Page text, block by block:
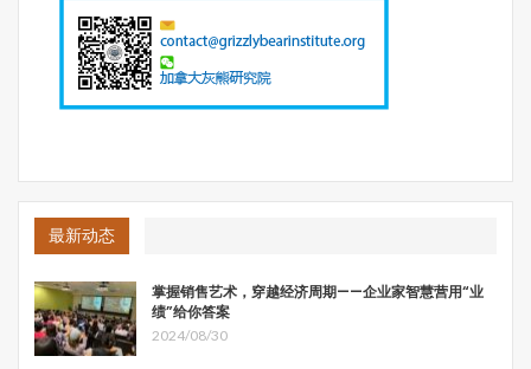
大降低了编程工作的难度，节省了大量完成常规基本工作的
时间和提高了项目开发的效率。
除上述介绍的五种编程语言外，WEKA、MATLAB、
Python入手，学习人工智能编程。
这里我们向大家推荐两本入门级的Python书籍：
1. 人民邮电出版社出版的《Python深度学习》（原名 Deep
Learning with Python），这本书详尽介绍了用Python进行
深度学习的探索实践，包括计算机视觉、自然语言处理、产
最新动态
掌握销售艺术，穿越经济周期——企业家智慧营用“业
绩”给你答案
2024/08/30